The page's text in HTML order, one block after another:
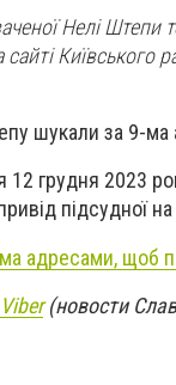
Нелі Штепи
сайті
шукали за 9-
грудня 2023
підсудної
адресами, щоб
Viber(новости